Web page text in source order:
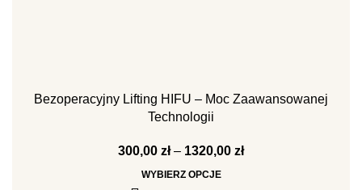
Bezoperacyjny Lifting HIFU – Moc Zaawansowanej
Technologii
300,00 zł– 1320,00 zł
WYBIERZ OPCJE